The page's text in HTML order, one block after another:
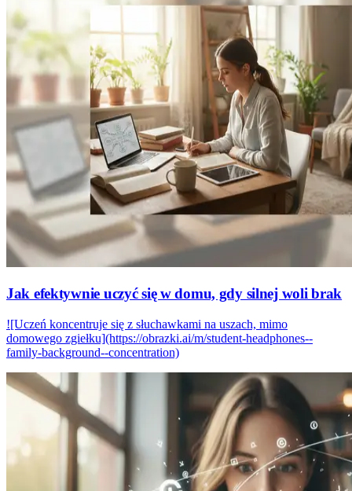
Jak efektywnie uczyć się w domu, gdy silnej woli brak
![Uczeń koncentruje się z słuchawkami na uszach, mimo
domowego zgiełku](https://obrazki.ai/m/student-headphones--
family-background--concentration)